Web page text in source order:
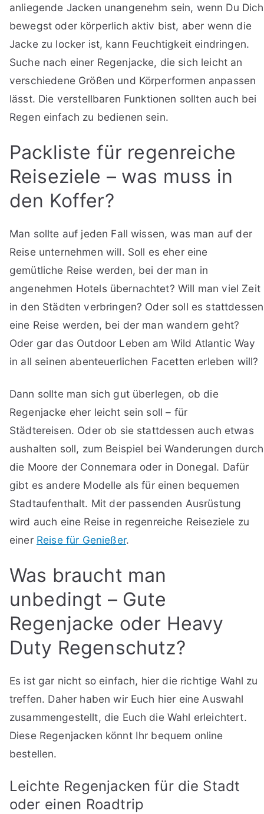
anliegende Jacken unangenehm sein, wenn Du Dich
bewegst oder körperlich aktiv bist, aber wenn die
Jacke zu locker ist, kann Feuchtigkeit eindringen.
Suche nach einer Regenjacke, die sich leicht an
verschiedene Größen und Körperformen anpassen
lässt. Die verstellbaren Funktionen sollten auch bei
Regen einfach zu bedienen sein.
Packliste für regenreiche
Reiseziele – was muss in
den Koffer?
Man sollte auf jeden Fall wissen, was man auf der
Reise unternehmen will. Soll es eher eine
gemütliche Reise werden, bei der man in
angenehmen Hotels übernachtet? Will man viel Zeit
in den Städten verbringen? Oder soll es stattdessen
eine Reise werden, bei der man wandern geht?
Oder gar das Outdoor Leben am Wild Atlantic Way
in all seinen abenteuerlichen Facetten erleben will?
Dann sollte man sich gut überlegen, ob die
Regenjacke eher leicht sein soll – für
Städtereisen. Oder ob sie stattdessen auch etwas
aushalten soll, zum Beispiel bei Wanderungen durch
die Moore der Connemara oder in Donegal. Dafür
gibt es andere Modelle als für einen bequemen
Stadtaufenthalt. Mit der passenden Ausrüstung
wird auch eine Reise in regenreiche Reiseziele zu
einer Reise für Genießer.
Was braucht man
unbedingt – Gute
Regenjacke oder Heavy
Duty Regenschutz?
Es ist gar nicht so einfach, hier die richtige Wahl zu
treffen. Daher haben wir Euch hier eine Auswahl
zusammengestellt, die Euch die Wahl erleichtert.
Diese Regenjacken könnt Ihr bequem online
bestellen.
Leichte Regenjacken für die Stadt
oder einen Roadtrip